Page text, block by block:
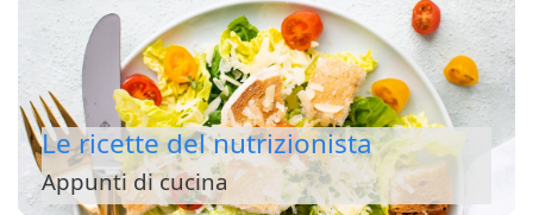
Le ricette del nutrizionista
Appunti di cucina